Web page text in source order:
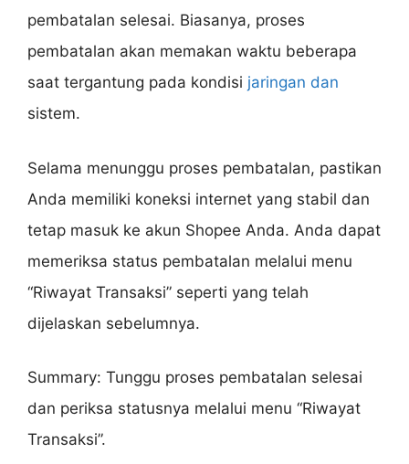
pembatalan selesai. Biasanya, proses
pembatalan akan memakan waktu beberapa
saat tergantung pada kondisi jaringan dan
sistem.
Selama menunggu proses pembatalan, pastikan
Anda memiliki koneksi internet yang stabil dan
tetap masuk ke akun Shopee Anda. Anda dapat
memeriksa status pembatalan melalui menu
“Riwayat Transaksi” seperti yang telah
dijelaskan sebelumnya.
Summary: Tunggu proses pembatalan selesai
dan periksa statusnya melalui menu “Riwayat
Transaksi”.